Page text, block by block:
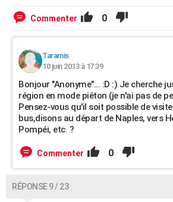
Commenter 0
Taramis
10 juin 2013 à 17:39
Bonjour "Anonyme"... :D :) Je cherche
région en mode piéton (je n'ai pas de
Pensez-vous qu'il soit possible de
bus,disons au départ de Naples, vers
Pompéi, etc. ?
Commenter 0
RÉPONSE 9 / 23